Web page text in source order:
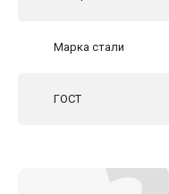
Марка стали
ГОСТ